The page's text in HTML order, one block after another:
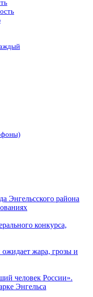
Энгельсского района
конкурса,
жара, грозы и
человек России».
Энгельса